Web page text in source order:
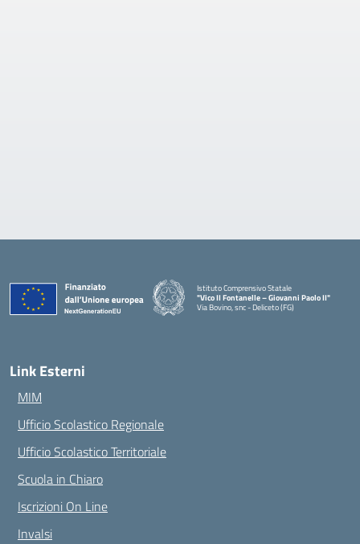
Istituto Comprensivo Statale
"Vico II Fontanelle – Giovanni Paolo II"
Via Bovino, snc - Deliceto (FG)
Link Esterni
MIM
Ufficio Scolastico Regionale
Ufficio Scolastico Territoriale
Scuola in Chiaro
Iscrizioni On Line
Invalsi